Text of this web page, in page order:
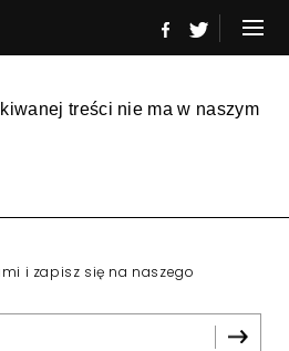
treści nie ma w naszym
i zapisz się na naszego